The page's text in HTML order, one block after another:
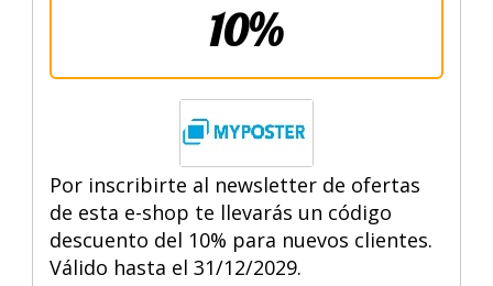
10%
Por inscribirte al newsletter de ofertas
de esta e-shop te llevarás un código
descuento del 10% para nuevos clientes.
Válido hasta el 31/12/2029.